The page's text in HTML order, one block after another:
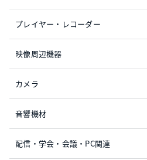
プレイヤー・レコーダー
映像周辺機器
カメラ
音響機材
配信・学会・会議・PC関連